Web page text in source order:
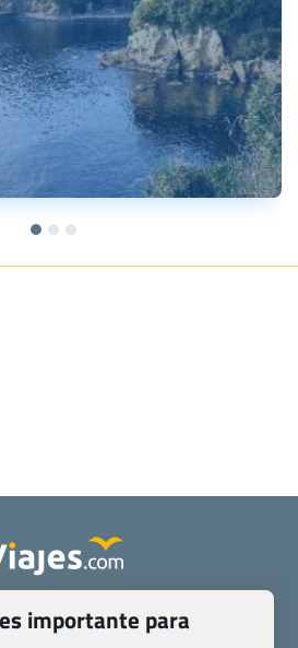
somos
Contacto
y otras disposiciones específicas
importante para